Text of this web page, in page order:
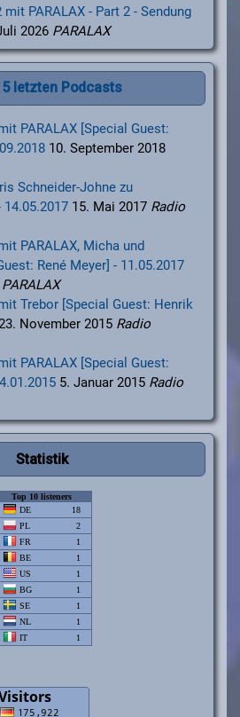
mit PARALAX - Part 2 - Sendung
2026 PARALAX
5 letzten Podcasts
PARALAX [Special Guest:
10. September 2018
Schneider-Johne zu
15. Mai 2017 Radio
PARALAX, Micha und
René Meyer] - 11.05.2017
Trebor [Special Guest: Henrik
November 2015 Radio
PARALAX [Special Guest:
5. Januar 2015 Radio
Statistik